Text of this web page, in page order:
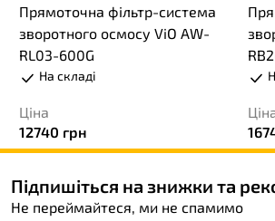
Прямоточна фільтр-система
зворотного осмосу ViO AW-
RL03-600G
На складі
Ціна
12740 грн
Підпишіться на знижки та
Не переймайтеся, ми не спамимо